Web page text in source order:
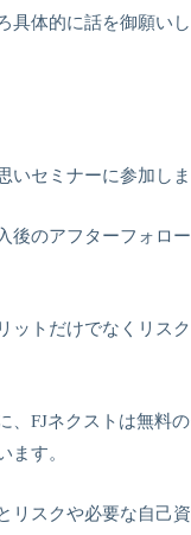
具体的に話を御願い
いセミナーに参加し
後のアフターフォロ
ットだけでなくリス
、FJネクストは無料
ます。
リスクや必要な自己